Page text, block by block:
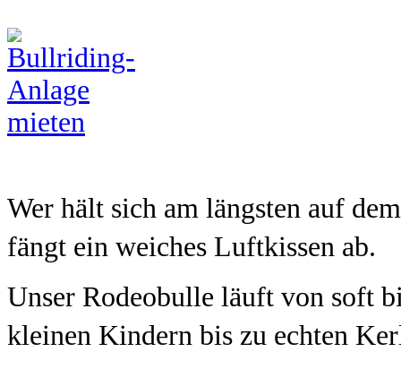
Wer hält sich am längsten auf
fängt ein weiches Luftkissen ab.
Unser Rodeobulle läuft von soft
kleinen Kindern bis zu echten